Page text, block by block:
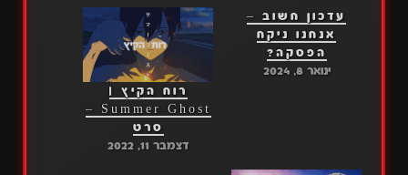
עדכון חשוב –
אנחנו ניקח
הפסקה?
ינואר 8, 2024
רוח הקיץ |
Summer Ghost –
סרט
דצמבר 11, 2022